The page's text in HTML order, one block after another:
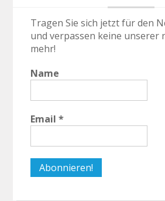
Tragen Sie sich jetzt für den
und verpassen keine unserer
mehr!
Name
Email *